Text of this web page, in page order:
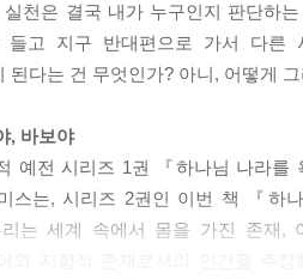
천을 ‘욕망의 교육’으로 묘사한 것
한다...우주관은 사상과 신념, 교리
바로 앉는 법이나 칼을 잡는 법을
몸」중에서
예전의 레퍼토리를 통해 우리는
나 성경 공부에 참석하며, 이러한 ‘
실천은 결국 내가 누구인지 판단하
들고 지구 반대편으로 가서 다른
된다는 건 무엇인가? 아니, 어떻게
, 바보야
예전 시리즈 1권 『하나님 나라를
스는, 시리즈 2권인 이번 책 『하
리는 세계 속에서 몸을 가진 존재,